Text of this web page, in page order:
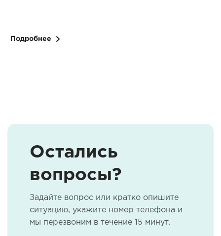
Подробнее
Остались
вопросы?
Задайте вопрос или кратко опишите
ситуацию, укажите номер телефона и
мы перезвоним в течение 15 минут.